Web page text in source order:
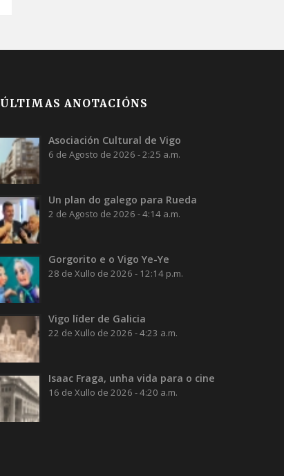
ÚLTIMAS ANOTACIÓNS
Asociación Cultural de Vigo
6 de Agosto de 2026 - 2:25 a.m.
Un plan do galego para Rueda
2 de Agosto de 2026 - 4:14 a.m.
Gorgorito e o Vigo Ye-Ye
28 de Xullo de 2026 - 12:14 p.m.
Vigo líder de Galicia
22 de Xullo de 2026 - 4:23 a.m.
Isaac Fraga, unha vida para o cine
16 de Xullo de 2026 - 4:20 a.m.